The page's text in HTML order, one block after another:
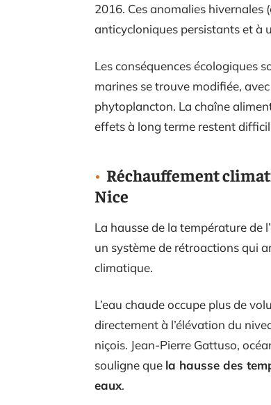
2016. Ces anomalies hivernales
anticycloniques persistants et à
Les conséquences écologiques
marines se trouve modifiée,
phytoplancton. La chaîne
effets à long terme restent
Réchauffement
Nice
La hausse de la température de
un système de rétroactions qui
climatique.
L’eau chaude occupe plus de
directement à l’élévation du
niçois. Jean-Pierre Gattuso,
souligne que la hausse des
eaux.